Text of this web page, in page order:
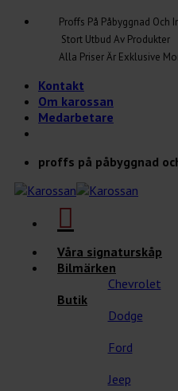
Skip
Proffs På Påbyggnad Och
Stort Utbud Av Produkter
Alla Priser Är Exklusive
Kontakt
Om karossan
Medarbetare
proffs på påbyggnad
Våra signaturskåp
Bilmärken
Chevrolet
Dodge
Ford
Jeep
Butik